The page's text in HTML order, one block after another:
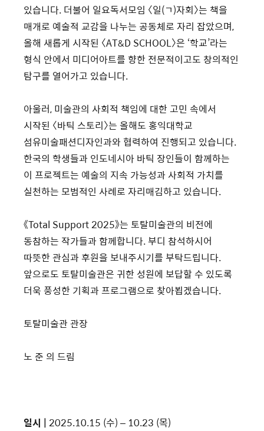
있습니다. 더불어 일요독서모임 〈일(ㄱ)자회〉는 책을
매개로 예술적 교감을 나누는 공동체로 자리 잡았으며,
올해 새롭게 시작된 〈AT&D SCHOOL〉은 ‘학교’라는
형식 안에서 미디어아트를 향한 전문적이고도 창의적인
탐구를 열어가고 있습니다.
아울러, 미술관의 사회적 책임에 대한 고민 속에서
시작된 〈바틱 스토리〉는 올해도 홍익대학교
섬유미술패션디자인과와 협력하여 진행되고 있습니다.
한국의 학생들과 인도네시아 바틱 장인들이 함께하는
이 프로젝트는 예술의 지속 가능성과 사회적 가치를
실천하는 모범적인 사례로 자리매김하고 있습니다.
《Total Support 2025》는 토탈미술관의 비전에
동참하는 작가들과 함께합니다. 부디 참석하시어
따뜻한 관심과 후원을 보내주시기를 부탁드립니다.
앞으로도 토탈미술관은 귀한 성원에 보답할 수 있도록
더욱 풍성한 기획과 프로그램으로 찾아뵙겠습니다.
토탈미술관 관장
노 준 의 드림
일시 |2025.10.15 (수) – 10.23 (목)